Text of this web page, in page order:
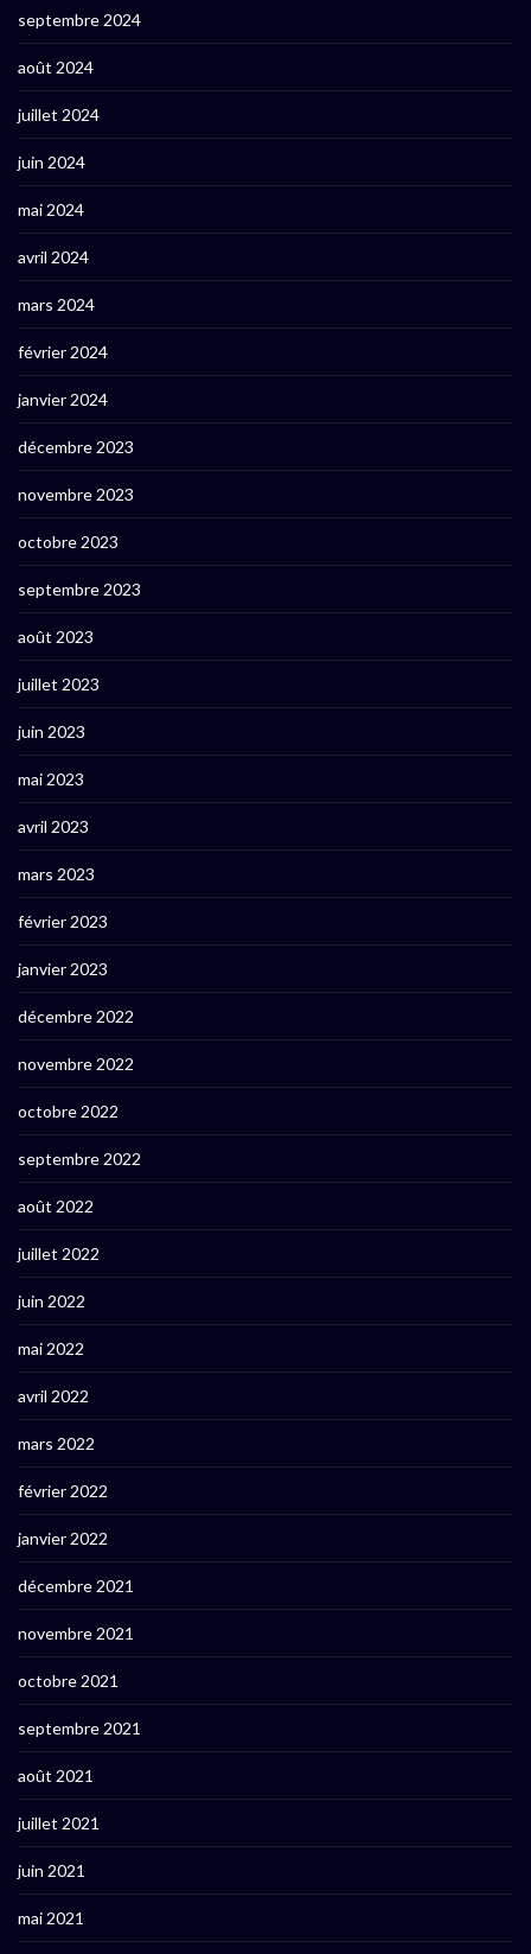
septembre 2024
août 2024
juillet 2024
juin 2024
mai 2024
avril 2024
mars 2024
février 2024
janvier 2024
décembre 2023
novembre 2023
octobre 2023
septembre 2023
août 2023
juillet 2023
juin 2023
mai 2023
avril 2023
mars 2023
février 2023
janvier 2023
décembre 2022
novembre 2022
octobre 2022
septembre 2022
août 2022
juillet 2022
juin 2022
mai 2022
avril 2022
mars 2022
février 2022
janvier 2022
décembre 2021
novembre 2021
octobre 2021
septembre 2021
août 2021
juillet 2021
juin 2021
mai 2021